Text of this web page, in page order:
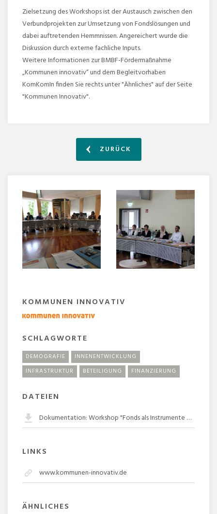
Zielsetzung des Workshops ist der Austausch zwischen den
Verbundprojekten zur Umsetzung von Fondslösungen und
dabei auftretenden Hemmnissen. Angereichert wurde die
Diskussion durch externe fachliche Inputs.
Weitere Informationen zur BMBF-Fördermaßnahme
„Kommunen innovativ“ und dem Begleitvorhaben
KomKomIn finden Sie rechts unter "Ähnliches" auf der Seite
"Kommunen Innovativ".
ZURÜCK
KOMMUNEN INNOVATIV
SCHLAGWORTE
DEMOGRAFIE
INNENENTWICKLUNG
INFRASTRUKTUR
BETEILIGUNG FINANZIERUNG
DATEIEN
Dokumentation: Workshop "Fonds als Instrumente der Stadtentwicklung"
LINKS
www.kommunen-innovativ.de
ÄHNLICHES